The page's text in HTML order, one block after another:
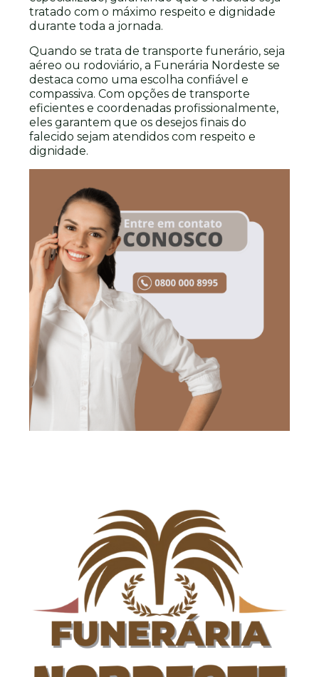
tratado com o máximo respeito e dignidade
durante toda a jornada.
Quando se trata de transporte funerário, seja
aéreo ou rodoviário, a Funerária Nordeste se
destaca como uma escolha confiável e
compassiva. Com opções de transporte
eficientes e coordenadas profissionalmente,
eles garantem que os desejos finais do
falecido sejam atendidos com respeito e
dignidade.